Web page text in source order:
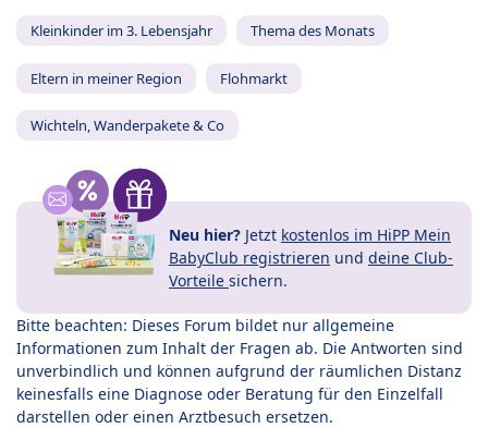
Kleinkinder im 3. Lebensjahr Thema des Monats
Eltern in meiner Region Flohmarkt
Wichteln, Wanderpakete & Co
Neu hier? Jetzt kostenlos im HiPP Mein
BabyClub registrieren und deine Club-
Vorteile sichern.
Bitte beachten: Dieses Forum bildet nur allgemeine
Informationen zum Inhalt der Fragen ab. Die Antworten sind
unverbindlich und können aufgrund der räumlichen Distanz
keinesfalls eine Diagnose oder Beratung für den Einzelfall
darstellen oder einen Arztbesuch ersetzen.